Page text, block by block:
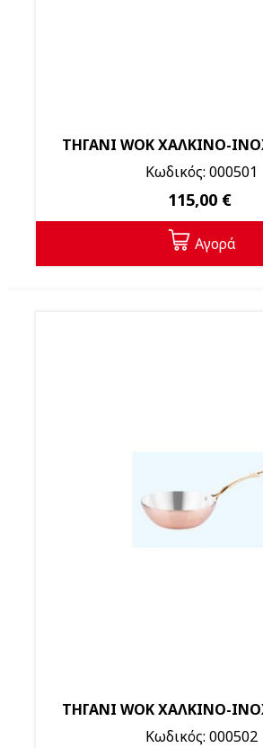
ΤΗΓΑΝΙ WOK ΧΑΛΚΙΝΟ-
Κωδικός: 000501
115,00 €
Αγορά
ΤΗΓΑΝΙ WOK ΧΑΛΚΙΝΟ-
Κωδικός: 000502